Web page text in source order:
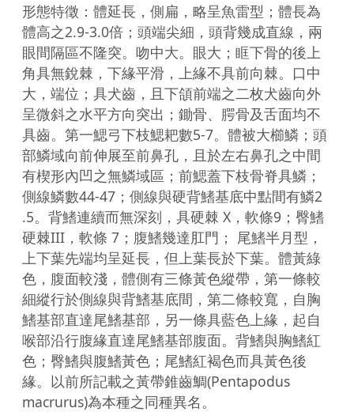
形態特徵：體延長，側扁，略呈魚雷型；體長為
體高之2.9-3.0倍；頭端尖細，頭背幾成直線，兩
眼間隔區不隆突。吻中大。眼大；眶下骨的後上
角具無銳棘，下緣平滑，上緣不具前向棘。口中
大，端位；具犬齒，且下頜前端之二枚犬齒向外
呈微斜之水平方向突出；鋤骨、腭骨及舌面均不
具齒。第一鰓弓下枝鰓耙數5-7。體被大櫛鱗；頭
部鱗域向前伸展至前鼻孔，且於左右鼻孔之中間
有楔形內凹之無鱗域區；前鰓蓋下枝骨脊具鱗；
側線鱗數44-47；側線與硬背鰭基底中點間有鱗2
.5。背鰭連續而無深刻，具硬棘 X，軟條9；臀鰭
硬棘III，軟條 7；腹鰭幾達肛門； 尾鰭半月型，
上下葉先端均呈延長，但上葉長於下葉。體黃綠
色，腹面較淺，體側有三條黃色縱帶，第一條較
細縱行於側線與背鰭基底間，第二條較寬，自胸
鰭基部直達尾鰭基部，另一條具藍色上緣，起自
喉部沿行腹緣直達尾鰭基部腹面。背鰭與胸鰭紅
色；臀鰭與腹鰭黃色；尾鰭紅褐色而具黃色後
緣。以前所記載之黃帶錐齒鯛(Pentapodus
macrurus)為本種之同種異名。